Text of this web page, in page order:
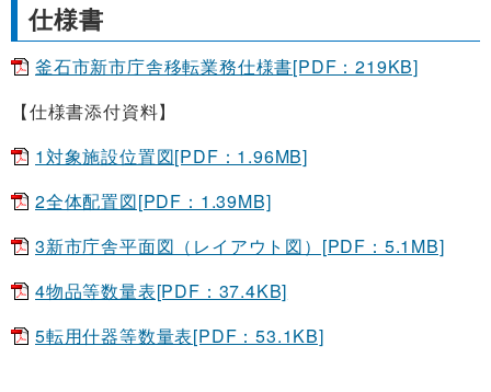
仕様書
釜石市新市庁舎移転業務仕様書[PDF：219KB]
【仕様書添付資料】
1対象施設位置図[PDF：1.96MB]
2全体配置図[PDF：1.39MB]
3新市庁舎平面図（レイアウト図）[PDF：5.1MB]
4物品等数量表[PDF：37.4KB]
5転用什器等数量表[PDF：53.1KB]